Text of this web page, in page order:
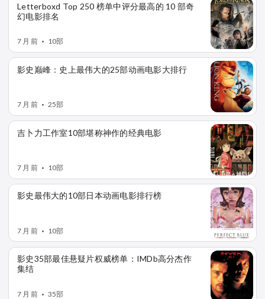
Letterboxd Top 250 榜单中评分最高的 10 部奇
幻电影排名
7 月 前 • 10部
影史巅峰：史上最伟大的25部动画电影大排行
7 月 前 • 25部
吉卜力工作室10部堪称神作的经典电影
7 月 前 • 10部
影史最伟大的10部日本动画电影排行榜
7 月 前 • 10部
影史35部最佳悬疑片权威榜单：IMDb高分杰作
集结
7 月 前 • 35部